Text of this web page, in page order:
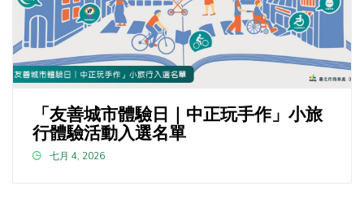
「友善城市體驗日｜中正玩手作」小旅
行體驗活動入選名單
七月 4, 2026